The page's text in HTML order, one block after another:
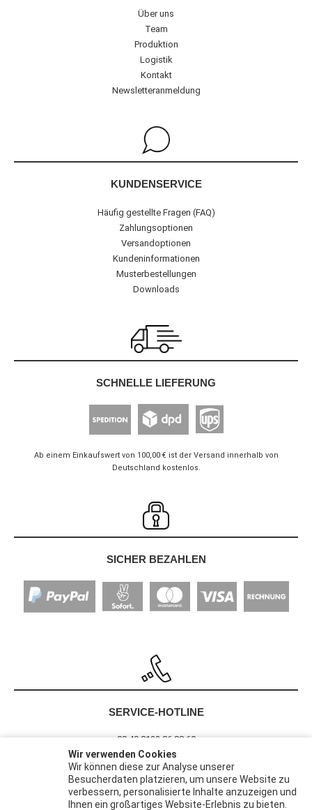
Über uns
Team
Produktion
Logistik
Kontakt
Newsletteranmeldung
KUNDENSERVICE
Häufig gestellte Fragen (FAQ)
Zahlungsoptionen
Versandoptionen
Kundeninformationen
Musterbestellungen
Downloads
SCHNELLE LIEFERUNG
Ab einem Einkaufswert von 100,00 € ist der Versand innerhalb von
Deutschland kostenlos.
SICHER BEZAHLEN
SERVICE-HOTLINE
00 49 8122 86 88 60
Barrierefreiheit
Widerrufsrecht
Wir verwenden Cookies
Wir können diese zur Analyse unserer
Besucherdaten platzieren, um unsere Website zu
verbessern, personalisierte Inhalte anzuzeigen und
Ihnen ein großartiges Website-Erlebnis zu bieten.